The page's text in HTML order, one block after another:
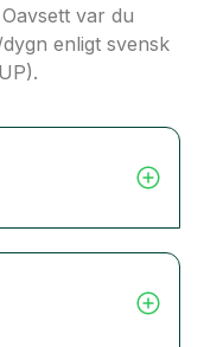
var du
enligt svensk